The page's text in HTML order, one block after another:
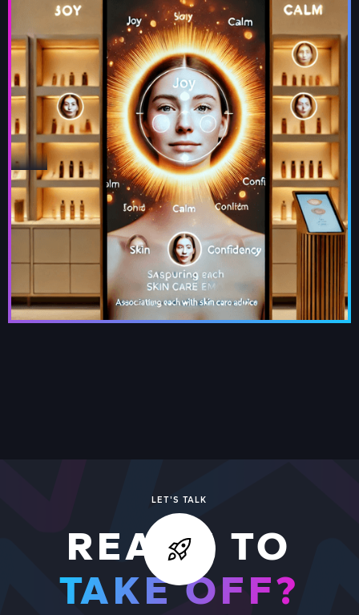
LET'S TALK
READY TO
TAKE OFF?